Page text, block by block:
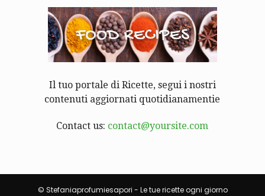
Il tuo portale di Ricette, segui i nostri
contenuti aggiornati quotidianamentie
Contact us: contact@yoursite.com
© Stefaniaprofumiesapori - Le tue ricette ogni giorno